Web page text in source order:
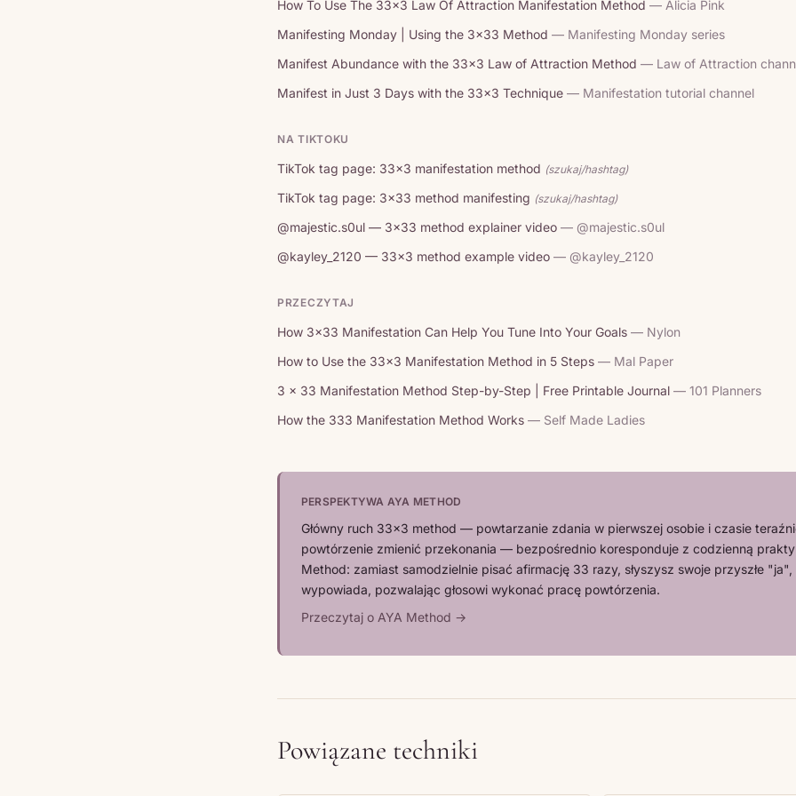
How To Use The 33x3 Law Of Attraction Manifestation Method — Alicia Pink
Manifesting Monday | Using the 3x33 Method — Manifesting Monday series
Manifest Abundance with the 33x3 Law of Attraction Method — Law of Attraction
Manifest in Just 3 Days with the 33x3 Technique — Manifestation tutorial channel
NA TIKTOKU
TikTok tag page: 33x3 manifestation method (szukaj/hashtag)
TikTok tag page: 3x33 method manifesting (szukaj/hashtag)
@majestic.s0ul — 3x33 method explainer video — @majestic.s0ul
@kayley_2120 — 33x3 method example video — @kayley_2120
PRZECZYTAJ
How 3x33 Manifestation Can Help You Tune Into Your Goals — Nylon
How to Use the 33×3 Manifestation Method in 5 Steps — Mal Paper
3 x 33 Manifestation Method Step-by-Step | Free Printable Journal — 101 Planners
How the 333 Manifestation Method Works — Self Made Ladies
PERSPEKTYWA AYA METHOD
Główny ruch 33x3 method — powtarzanie zdania w pierwszej osobie i czasie
powtórzenie zmienić przekonania — bezpośrednio koresponduje z codzienną
Method: zamiast samodzielnie pisać afirmację 33 razy, słyszysz swoje przyszłe
wypowiada, pozwalając głosowi wykonać pracę powtórzenia.
Przeczytaj o AYA Method →
Powiązane techniki